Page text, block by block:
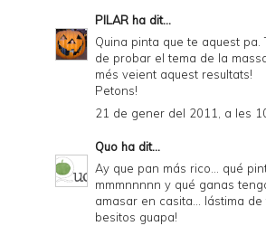
PILAR ha dit...
Quina pinta que te aquest pa.
de probar el tema de la
més veient aquest resultats!
Petons!
21 de gener del 2011, a les
Quo ha dit...
Ay que pan más rico... qué
mmmnnnnn y qué ganas
amasar en casita... lástima de
besitos guapa!